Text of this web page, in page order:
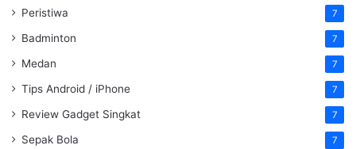
Peristiwa 7
Badminton 7
Medan 7
Tips Android / iPhone 7
Review Gadget Singkat 7
Sepak Bola 7